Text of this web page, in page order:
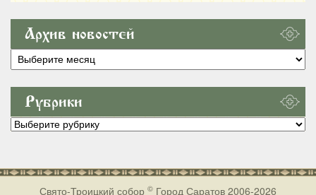
Архив новостей
Архив
новостей
Рубрики
Рубрики
Свято-Троицкий собор © Город Саратов 2006-2026